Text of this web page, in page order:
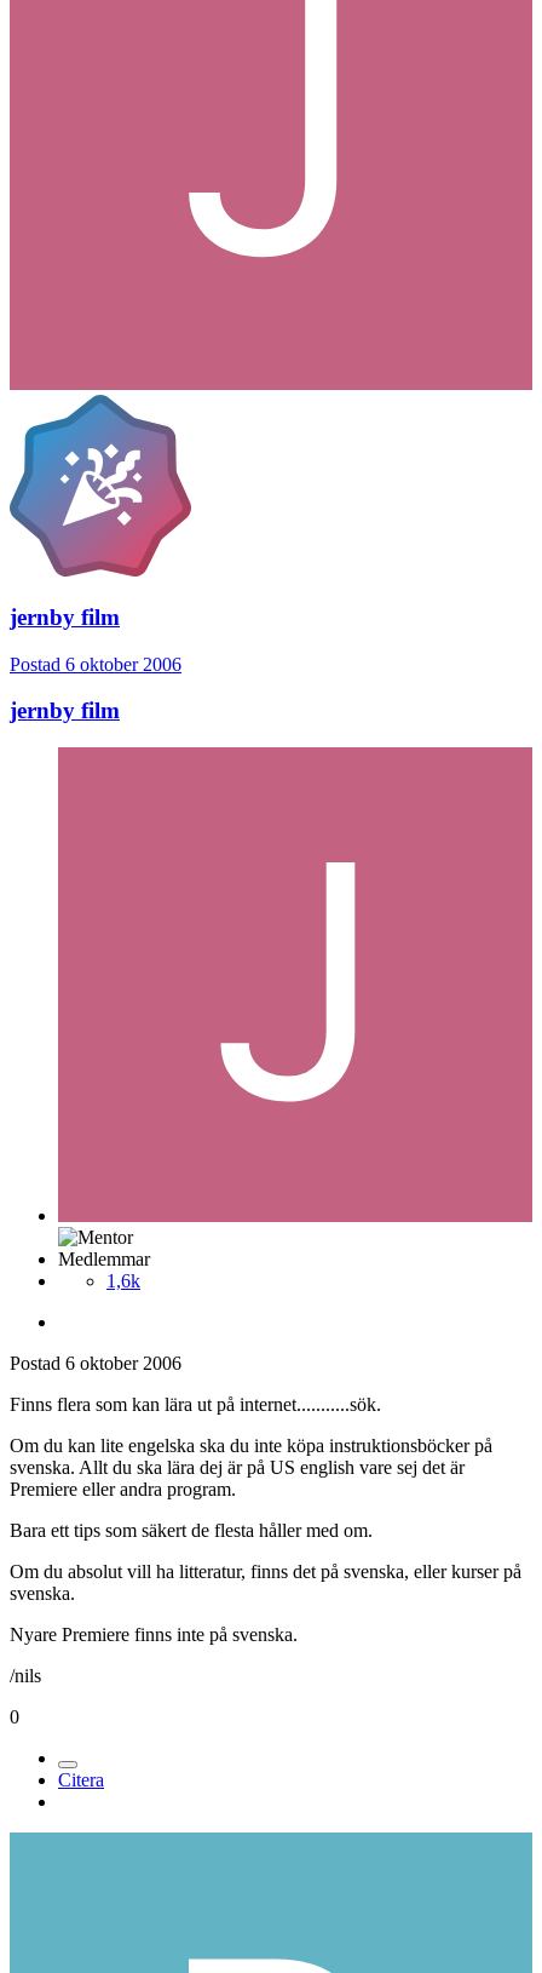
jernby film
Postad 6 oktober 2006
jernby film
Medlemmar
1,6k
Postad 6 oktober 2006
Finns flera som kan lära ut på internet...........sök.
Om du kan lite engelska ska du inte köpa instruktionsböcker på
svenska. Allt du ska lära dej är på US english vare sej det är
Premiere eller andra program.
Bara ett tips som säkert de flesta håller med om.
Om du absolut vill ha litteratur, finns det på svenska, eller kurser på
svenska.
Nyare Premiere finns inte på svenska.
/nils
0
Citera